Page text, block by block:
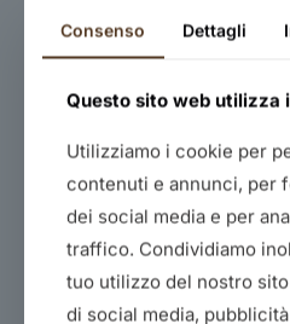
Dettagli
DESCRIZIONE CORSO Il
correlato è progettato per
più rilevanti nell’ambito
sempre più
Consenso Dettagli
Questo sito web utilizza
Utilizziamo i cookie per
contenuti e annunci, per
dei social media e per
traffico. Condividiamo
tuo utilizzo del nostro
di social media,